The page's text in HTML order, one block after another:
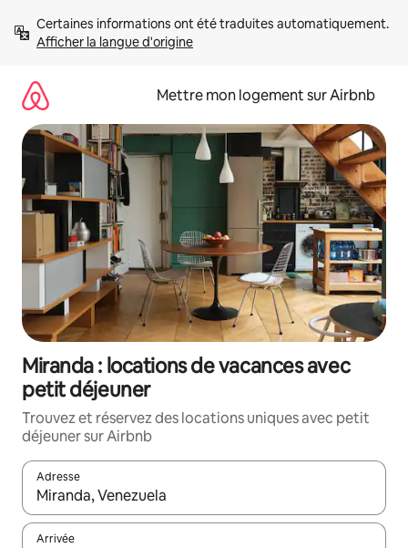
directement
Afficher la langue d'origine
Mettre mon logement sur Airbnb
Miranda : locations de vacances avec
petit déjeuner
Trouvez et réservez des locations uniques avec petit
déjeuner sur Airbnb
Adresse
Lorsque les résultats s'affichent, utilisez les flèches vers le
Arrivée